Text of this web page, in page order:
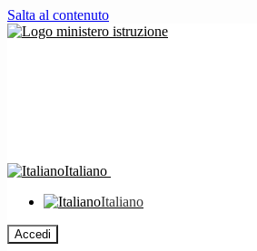
Salta al contenuto
Italiano
Italiano
Accedi